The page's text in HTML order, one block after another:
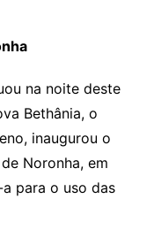
na noite deste
Bethânia, o
inaugurou o
Noronha, em
para o uso das